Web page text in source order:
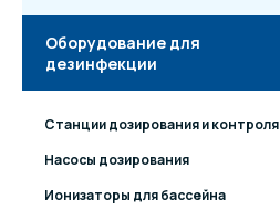
Оборудование для
дезинфекции
Станции дозирования и контроля
Насосы дозирования
Ионизаторы для бассейна